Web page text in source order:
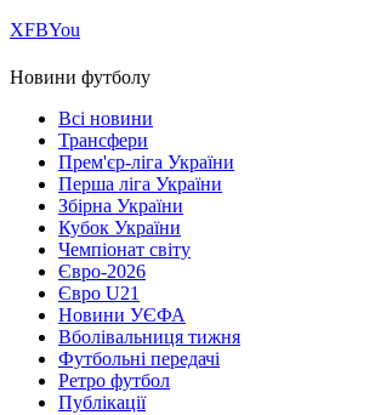
ХFBYou
Новини футболу
Всі новини
Трансфери
Прем'єр-ліга України
Перша ліга України
Збірна України
Кубок України
Чемпіонат світу
Євро-2026
Євро U21
Новини УЄФА
Вболівальниця тижня
Футбольні передачі
Ретро футбол
Публікації